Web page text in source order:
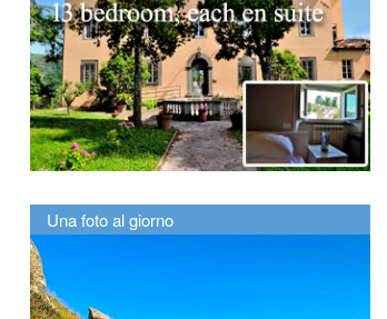
Una foto al giorno